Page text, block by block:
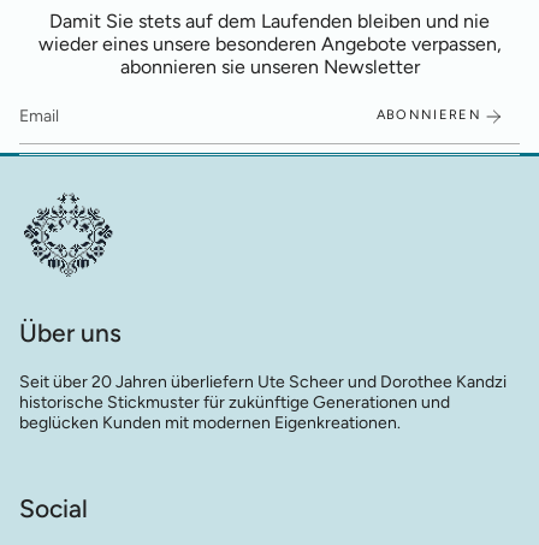
Damit Sie stets auf dem Laufenden bleiben und nie
wieder eines unsere besonderen Angebote verpassen,
abonnieren sie unseren Newsletter
ABONNIEREN
Über uns
Seit über 20 Jahren überliefern Ute Scheer und Dorothee Kandzi
historische Stickmuster für zukünftige Generationen und
beglücken Kunden mit modernen Eigenkreationen.
Social